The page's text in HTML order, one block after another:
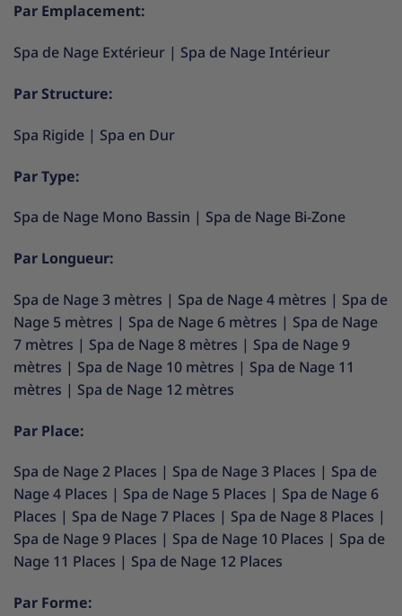
Par Emplacement:
Spa de Nage Extérieur | Spa de Nage Intérieur
Par Structure:
Spa Rigide | Spa en Dur
Par Type:
Spa de Nage Mono Bassin | Spa de Nage Bi-Zone
Par Longueur:
Spa de Nage 3 mètres | Spa de Nage 4 mètres | Spa de
Nage 5 mètres | Spa de Nage 6 mètres | Spa de Nage
7 mètres | Spa de Nage 8 mètres | Spa de Nage 9
mètres | Spa de Nage 10 mètres | Spa de Nage 11
mètres | Spa de Nage 12 mètres
Par Place:
Spa de Nage 2 Places | Spa de Nage 3 Places | Spa de
Nage 4 Places | Spa de Nage 5 Places | Spa de Nage 6
Places | Spa de Nage 7 Places | Spa de Nage 8 Places |
Spa de Nage 9 Places | Spa de Nage 10 Places | Spa de
Nage 11 Places | Spa de Nage 12 Places
Par Forme: